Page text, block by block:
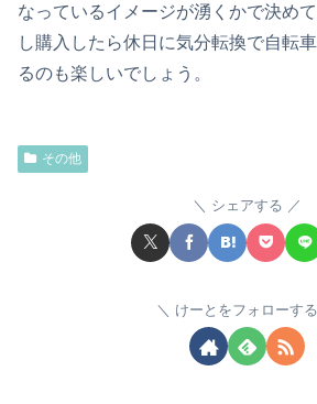
なっているイメージが湧くかで決め
し購入したら休日に気分転換で自転
るのも楽しいでしょう。
その他
シェアする
けーとをフォローする